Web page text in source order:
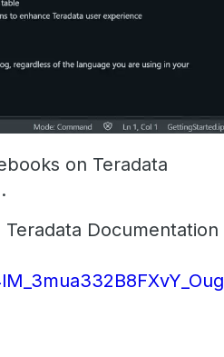
on Teradata
Documentation